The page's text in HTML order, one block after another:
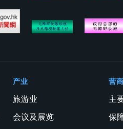
产业
旅游业
会议及展览
营
主
保